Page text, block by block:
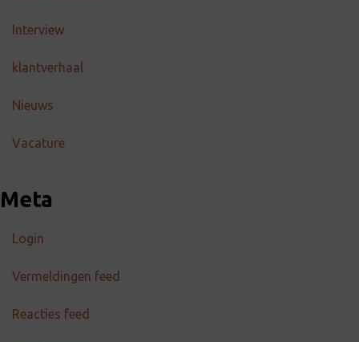
Interview
klantverhaal
Nieuws
Vacature
Meta
Login
Vermeldingen feed
Reacties feed